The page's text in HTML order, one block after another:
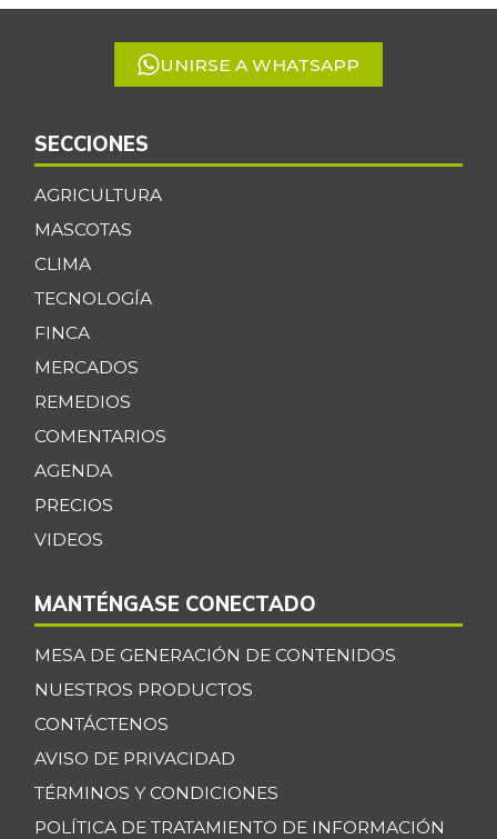
5
UNIRSE A WHATSAPP
SECCIONES
AGRICULTURA
MASCOTAS
CLIMA
TECNOLOGÍA
FINCA
MERCADOS
REMEDIOS
COMENTARIOS
AGENDA
PRECIOS
VIDEOS
MANTÉNGASE CONECTADO
MESA DE GENERACIÓN DE CONTENIDOS
NUESTROS PRODUCTOS
CONTÁCTENOS
AVISO DE PRIVACIDAD
TÉRMINOS Y CONDICIONES
POLÍTICA DE TRATAMIENTO DE INFORMACIÓN